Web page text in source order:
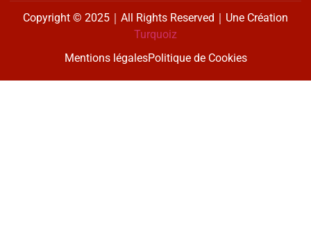
Copyright © 2025｜All Rights Reserved｜Une Création
Turquoiz
Mentions légalesPolitique de Cookies